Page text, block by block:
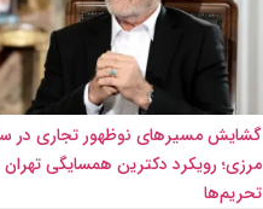
گشایش مسیرهای نوظهور تجاری در
مرزی؛ رویکرد دکترین همسایگی
تحریم‌ها